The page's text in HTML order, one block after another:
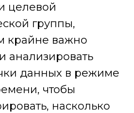
целевой
группы,
крайне важно
анализировать
данных в режиме
чтобы
насколько